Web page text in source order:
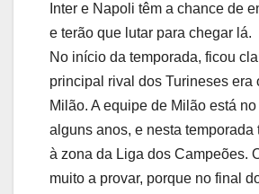
Inter e Napoli têm a chance de
e terão que lutar para chegar lá.
No início da temporada, ficou
principal rival dos Turineses era
Milão. A equipe de Milão está
alguns anos, e nesta temporada
à zona da Liga dos Campeões.
muito a provar, porque no final